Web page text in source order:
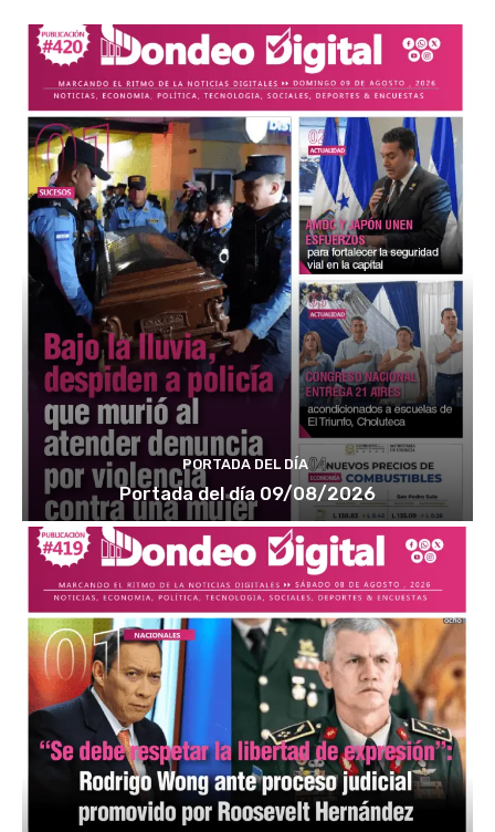
PORTADA DEL DÍA
Portada del día 09/08/2026